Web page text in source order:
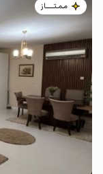
مـمـتــــــاز